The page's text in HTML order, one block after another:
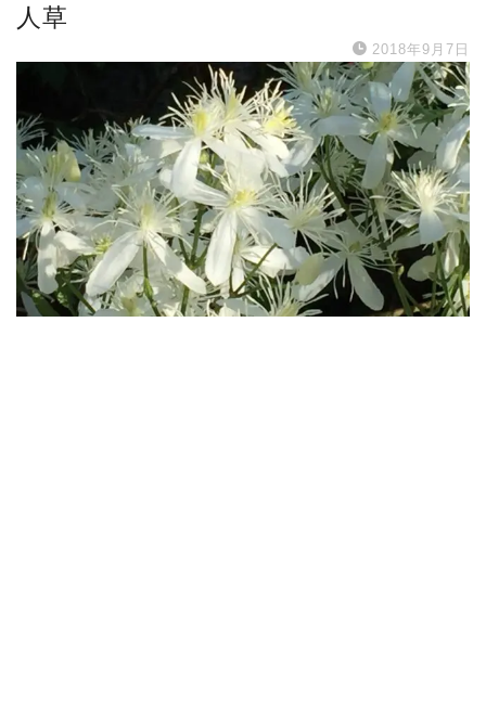
人草
2018年9月7日